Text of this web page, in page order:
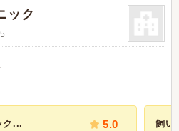
ック
ク... 5.0 飼い